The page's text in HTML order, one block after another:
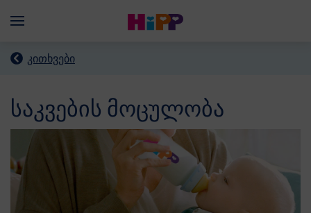
Menü
კითხვები
საკვების მოცულობა